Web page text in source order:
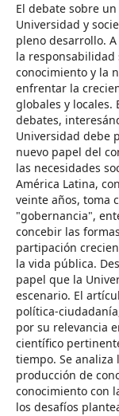
El debate sobre
Universidad y
pleno desarrollo.
la
conocimiento y la
enfrentar la
globales y
debates,
Universidad debe
nuevo papel del
las necesidades
América Latina,
veinte años, toma
"gobernancia",
concebir las
partipación
la vida pública.
papel que la
escenario. El
política-
por su relevancia
científico
tiempo. Se analiza
producción de
conocimiento con
los desafíos